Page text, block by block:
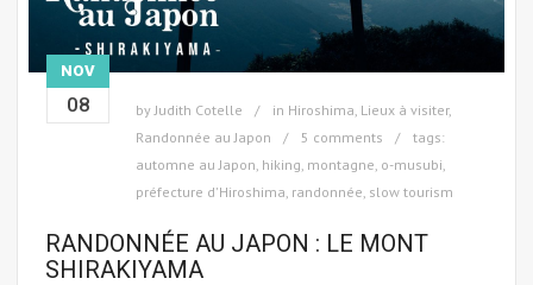
NOV
08 by Judith Cotelle in Hiroshima Lieux à visiter,
Randonnée au Japon
5 comments
tags:
automne au Japon hiking montagne o-musubi
préfecture d'Hiroshima randonnée slow tourism
RANDONNÉE AU JAPON : LE MONT
SHIRAKIYAMA